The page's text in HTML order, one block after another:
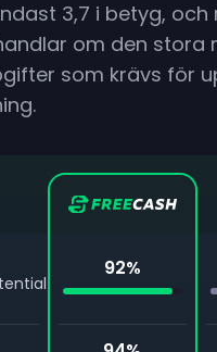
3,7 i betyg, och
om den stora
som krävs för
92%